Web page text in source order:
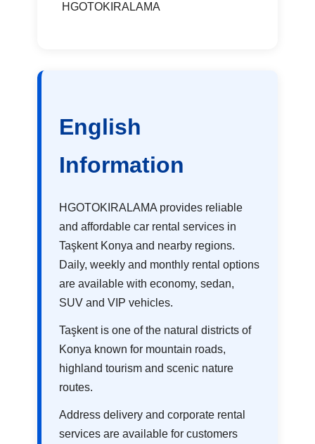
HGOTOKIRALAMA
English
Information
HGOTOKIRALAMA provides reliable
and affordable car rental services in
Taşkent Konya and nearby regions.
Daily, weekly and monthly rental options
are available with economy, sedan,
SUV and VIP vehicles.
Taşkent is one of the natural districts of
Konya known for mountain roads,
highland tourism and scenic nature
routes.
Address delivery and corporate rental
services are available for customers